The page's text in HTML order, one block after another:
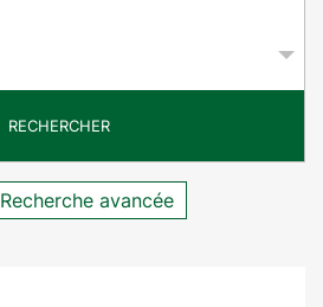
RECHERCHER
Recherche avancée